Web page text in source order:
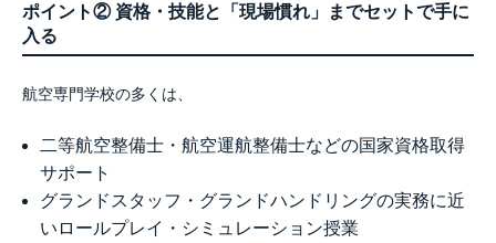
ポイント② 資格・技能と「現場慣れ」までセットで手に
入る
航空専門学校の多くは、
二等航空整備士・航空運航整備士などの国家資格取得
サポート
グランドスタッフ・グランドハンドリングの実務に近
いロールプレイ・シミュレーション授業